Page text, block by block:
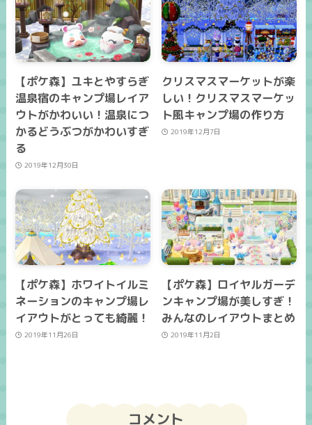
【ポケ森】ユキとやすらぎ
温泉宿のキャンプ場レイア
ウトがかわいい！温泉につ
かるどうぶつがかわいすぎ
る
2019年12月30日
クリスマスマーケットが楽
しい！クリスマスマーケッ
ト風キャンプ場の作り方
2019年12月7日
【ポケ森】ホワイトイルミ
ネーションのキャンプ場レ
イアウトがとっても綺麗！
2019年11月26日
【ポケ森】ロイヤルガーデ
ンキャンプ場が美しすぎ！
みんなのレイアウトまとめ
2019年11月2日
コメント